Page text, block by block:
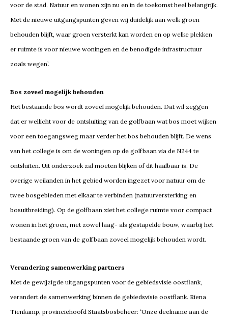
voor de stad. Natuur en wonen zijn nu en in de toekomst heel belangrijk.
Met de nieuwe uitgangspunten geven wij duidelijk aan welk groen
behouden blijft, waar groen versterkt kan worden en op welke plekken
er ruimte is voor nieuwe woningen en de benodigde infrastructuur
zoals wegen’.
Bos zoveel mogelijk behouden
Het bestaande bos wordt zoveel mogelijk behouden. Dat wil zeggen
dat er wellicht voor de ontsluiting van de golfbaan wat bos moet wijken
voor een toegangsweg maar verder het bos behouden blijft. De wens
van het college is om de woningen op de golfbaan via de N244 te
ontsluiten. Uit onderzoek zal moeten blijken of dit haalbaar is. De
overige weilanden in het gebied worden ingezet voor natuur om de
twee bosgebieden met elkaar te verbinden (natuurversterking en
bosuitbreiding). Op de golfbaan ziet het college ruimte voor compact
wonen in het groen, met zowel laag- als gestapelde bouw, waarbij het
bestaande groen van de golfbaan zoveel mogelijk behouden wordt.
Verandering samenwerking partners
Met de gewijzigde uitgangspunten voor de gebiedsvisie oostflank,
verandert de samenwerking binnen de gebiedsvisie oostflank. Riena
Tienkamp, provinciehoofd Staatsbosbeheer: ‘Onze deelname aan de